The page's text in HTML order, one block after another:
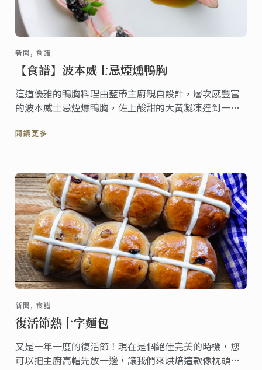
新聞, 食譜
【食譜】波本威士忌煙燻鴨胸
這道優雅的鴨胸料理由藍帶主廚親自設計，層次感豐富
的波本威士忌煙燻鴨胸，佐上酸甜的大黃凝凍達到一種
脆口感。
閱讀更多
新聞, 食譜
復活節熱十字麵包
又是一年一度的復活節！現在是個絕佳完美的時機，您
可以把主廚高帽先放一邊，讓我們來烘焙這款像枕頭般